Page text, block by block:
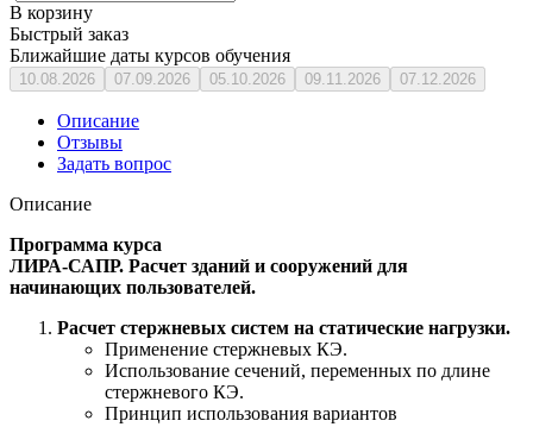
В корзину
Быстрый заказ
Ближайшие даты курсов обучения
10.08.2026 07.09.2026 05.10.2026 09.11.2026 07.12.2026
Описание
Отзывы
Задать вопрос
Описание
Программа курса
ЛИРА-САПР. Расчет зданий и сооружений для
начинающих пользователей.
Расчет стержневых систем на статические нагрузки.
Применение стержневых КЭ.
Использование сечений, переменных по длине
стержневого КЭ.
Принцип использования вариантов